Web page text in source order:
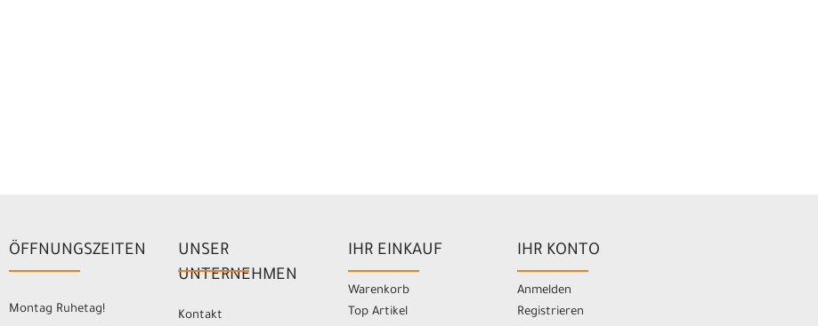
ÖFFNUNGSZEITEN
Montag Ruhetag!
UNSER
UNTERNEHMEN
Kontakt
IHR EINKAUF
Warenkorb
Top Artikel
IHR KONTO
Anmelden
Registrieren